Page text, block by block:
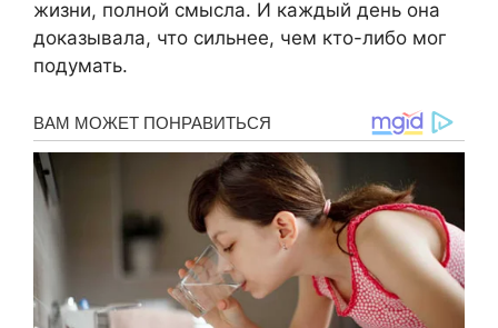
жизни, полной смысла. И каждый день она
доказывала, что сильнее, чем кто-либо мог
подумать.